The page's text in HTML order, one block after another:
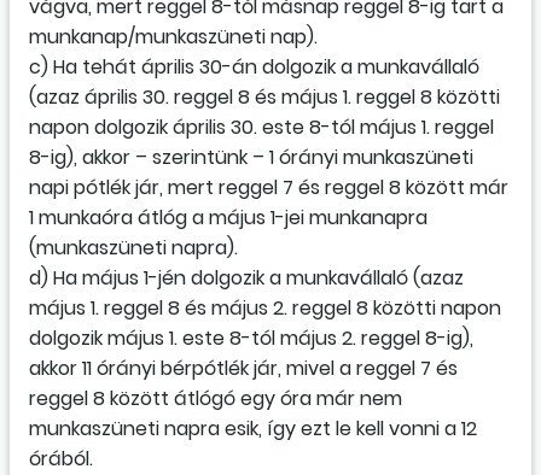
vágva, mert reggel 8-tól másnap reggel 8-ig tart a
munkanap/munkaszüneti nap).
c) Ha tehát április 30-án dolgozik a munkavállaló
(azaz április 30. reggel 8 és május 1. reggel 8 közötti
napon dolgozik április 30. este 8-tól május 1. reggel
8-ig), akkor – szerintünk – 1 órányi munkaszüneti
napi pótlék jár, mert reggel 7 és reggel 8 között már
1 munkaóra átlóg a május 1-jei munkanapra
(munkaszüneti napra).
d) Ha május 1-jén dolgozik a munkavállaló (azaz
május 1. reggel 8 és május 2. reggel 8 közötti napon
dolgozik május 1. este 8-tól május 2. reggel 8-ig),
akkor 11 órányi bérpótlék jár, mivel a reggel 7 és
reggel 8 között átlógó egy óra már nem
munkaszüneti napra esik, így ezt le kell vonni a 12
órából.